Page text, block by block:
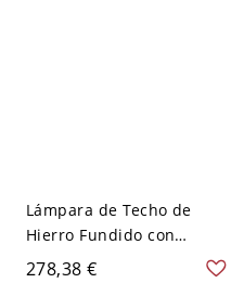
Lámpara de Techo de
Hierro Fundido con
Regulación Continua por
Control Remoto 1 Luz
278,38 €